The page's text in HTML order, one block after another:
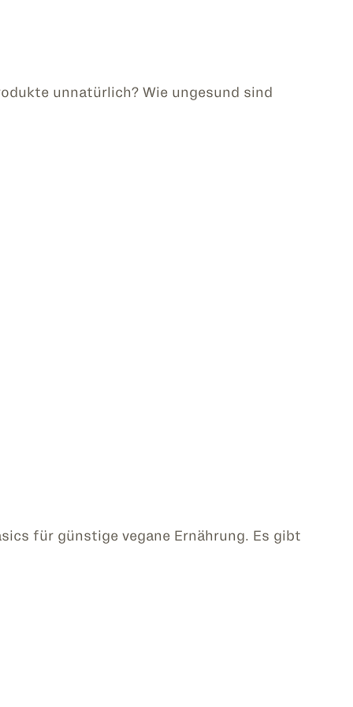
unnatürlich? Wie ungesund sind
für günstige vegane Ernährung. Es gibt